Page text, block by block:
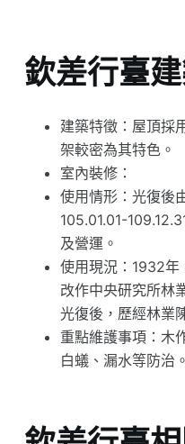
欽差行臺
建築特徵：屋頂採
架較密為其特色。
室內裝修：
使用情形：光復後
105.01.01-
及營運。
使用現況：1932年
改作中央研究所林
光復後，歷經林業
重點維護事項：木
白蟻、漏水等防治。